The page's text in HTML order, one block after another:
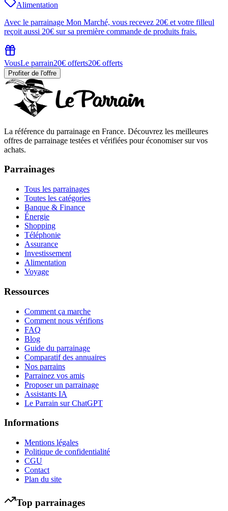
Alimentation
Avec le parrainage Mon Marché, vous recevez 20€ et votre filleul
reçoit aussi 20€ sur sa première commande de produits frais.
VousLe parrain20€ offerts20€ offerts
Profiter de l'offre
La référence du parrainage en France. Découvrez les meilleures
offres de parrainage testées et vérifiées pour économiser sur vos
achats.
Parrainages
Tous les parrainages
Toutes les catégories
Banque & Finance
Énergie
Shopping
Téléphonie
Assurance
Investissement
Alimentation
Voyage
Ressources
Comment ça marche
Comment nous vérifions
FAQ
Blog
Guide du parrainage
Comparatif des annuaires
Nos parrains
Parrainez vos amis
Proposer un parrainage
Assistants IA
Le Parrain sur ChatGPT
Informations
Mentions légales
Politique de confidentialité
CGU
Contact
Plan du site
Top parrainages